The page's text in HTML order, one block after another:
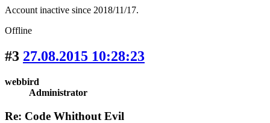
Account inactive since 2018/11/17.
Offline
#3 27.08.2015 10:28:23
webbird
Administrator
Re: Code Whithout Evil